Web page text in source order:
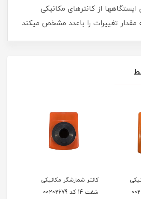
ایستگاهها از کانترهای مکانیکی
مقدار تغییرات را باعدد مشخص میکند
کانتر شمارشگر مکانیکی
شفت 14 کد 00202679